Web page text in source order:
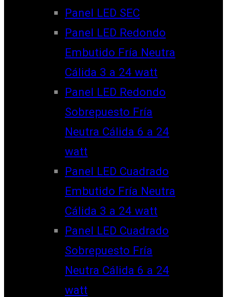
Panel LED SEC
Panel LED Redondo
Embutido Fría Neutra
Cálida 3 a 24 watt
Panel LED Redondo
Sobrepuesto Fría
Neutra Cálida 6 a 24
watt
Panel LED Cuadrado
Embutido Fría Neutra
Cálida 3 a 24 watt
Panel LED Cuadrado
Sobrepuesto Fría
Neutra Cálida 6 a 24
watt